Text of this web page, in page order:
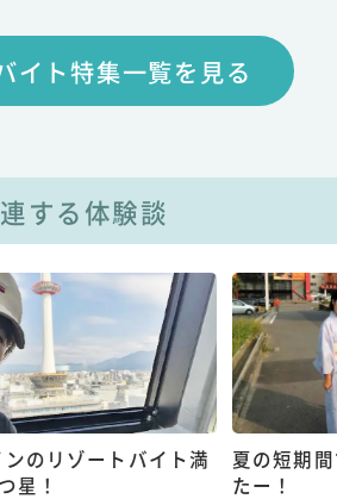
イト特集一覧を見る
する体験談
ンのリゾートバイト満
星！
夏の短期
たー！